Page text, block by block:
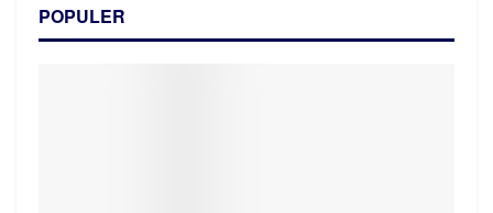
POPULER